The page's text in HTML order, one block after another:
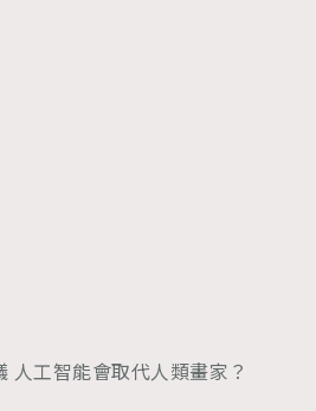
人工智能會取代人類畫家？